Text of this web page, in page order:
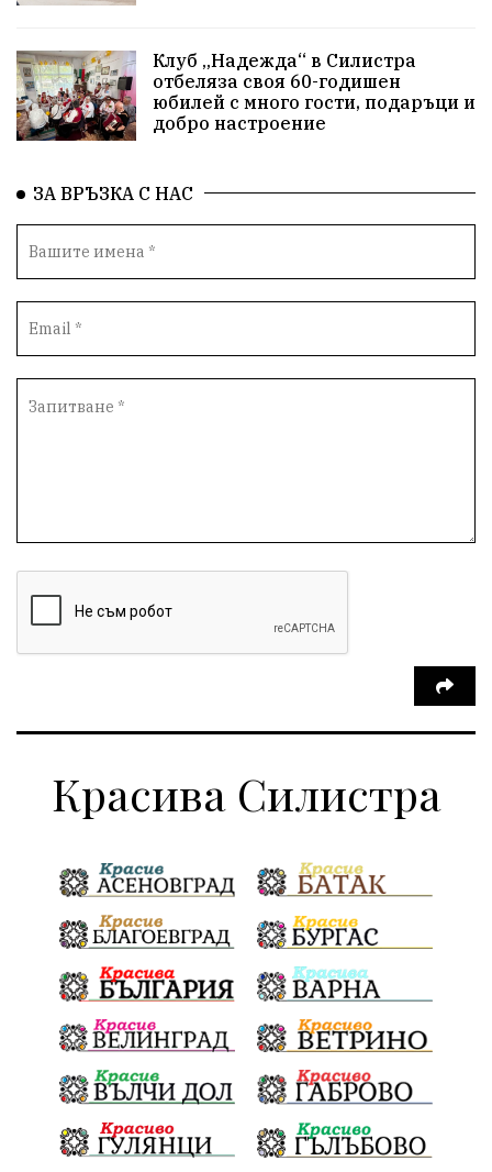
Клуб „Надежда“ в Силистра
отбеляза своя 60-годишен
юбилей с много гости, подаръци и
добро настроение
ЗА ВРЪЗКА С НАС
Красива Силистра